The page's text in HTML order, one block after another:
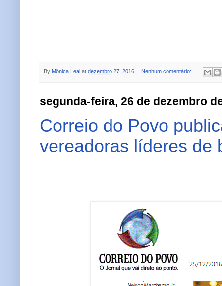
By Mônica Leal at dezembro 27, 2016 Nenhum comentário:
segunda-feira, 26 de dezembro
Correio do Povo
vereadoras líderes de